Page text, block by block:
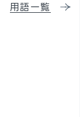
用語一覧